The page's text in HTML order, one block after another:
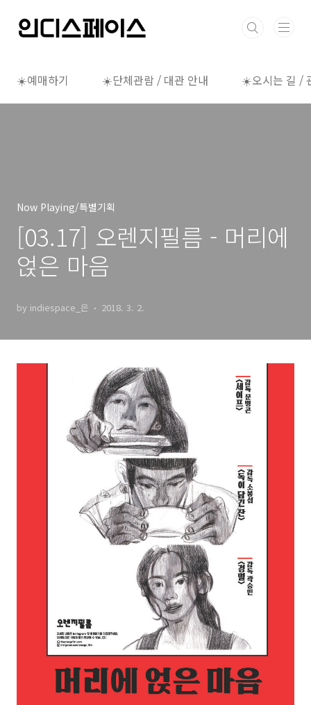
☀️예매하기 ☀️단체관람 / 대관 안내 ☀️오시는 길 /
Now Playing/특별기획
[03.17] 오렌지필름 - 머리에
얹은 마음
by indiespace_은 2018. 3. 2.